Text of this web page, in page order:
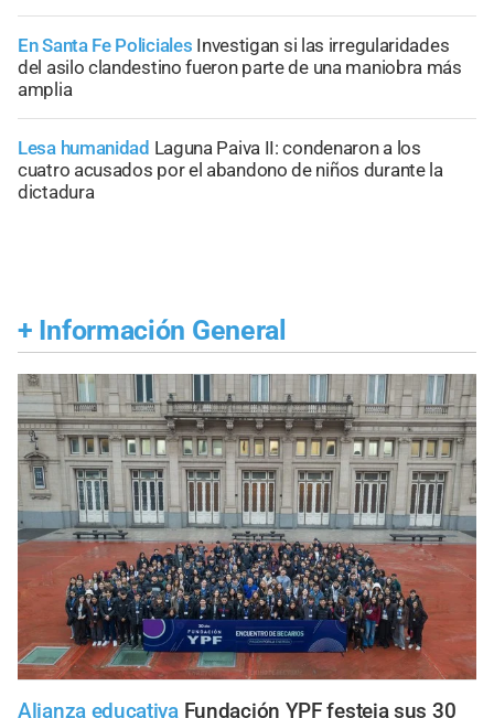
En Santa Fe Policiales Investigan si las irregularidades
del asilo clandestino fueron parte de una maniobra más
amplia
Lesa humanidad Laguna Paiva II: condenaron a los
cuatro acusados por el abandono de niños durante la
dictadura
+ Información General
Alianza educativa Fundación YPF festeja sus 30